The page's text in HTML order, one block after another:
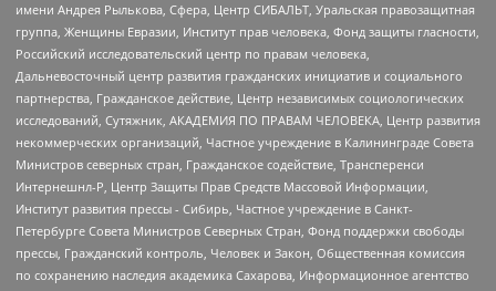
имени Андрея Рылькова, Сфера, Центр СИБАЛЬТ, Уральская правозащитная
группа, Женщины Евразии, Институт прав человека, Фонд защиты гласности,
Российский исследовательский центр по правам человека,
Дальневосточный центр развития гражданских инициатив и социального
партнерства, Гражданское действие, Центр независимых социологических
исследований, Сутяжник, АКАДЕМИЯ ПО ПРАВАМ ЧЕЛОВЕКА, Центр развития
некоммерческих организаций, Частное учреждение в Калининграде Совета
Министров северных стран, Гражданское содействие, Трансперенси
Интернешнл-Р, Центр Защиты Прав Средств Массовой Информации,
Институт развития прессы - Сибирь, Частное учреждение в Санкт-
Петербурге Совета Министров Северных Стран, Фонд поддержки свободы
прессы, Гражданский контроль, Человек и Закон, Общественная комиссия
по сохранению наследия академика Сахарова, Информационное агентство